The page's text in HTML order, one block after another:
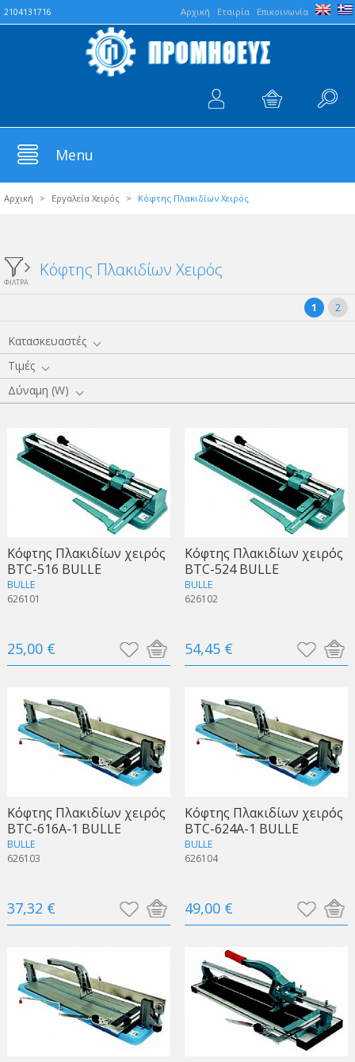
Aρχική Εταιρία Επικοινωνία
2104131716
Menu
Αρχική > Εργαλεία Χειρός > Κόφτης Πλακιδίων Χειρός
ΦΙΛΤΡΑ
Κόφτης Πλακιδίων Χειρός
1 2
Κατασκευαστές
Τιμές
Δύναμη (W)
Κόφτης Πλακιδίων χειρός
BTC-516 BULLE
BULLE
626101
25,00 €
Κόφτης Πλακιδίων χειρός
BTC-524 BULLE
BULLE
626102
54,45 €
Κόφτης Πλακιδίων χειρός
BTC-616A-1 BULLE
BULLE
626103
37,32 €
Κόφτης Πλακιδίων χειρός
BTC-624A-1 BULLE
BULLE
626104
49,00 €